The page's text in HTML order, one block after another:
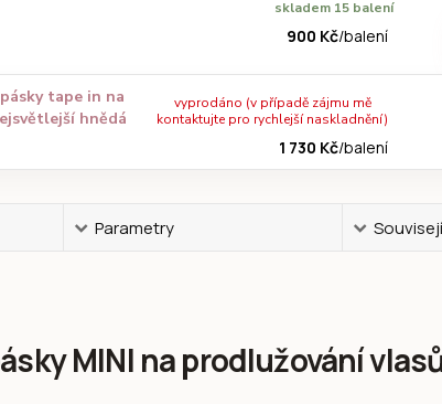
900 Kč/balení
skladem 15 balení
tape in na
hnědá
1 730 Kč/balení
vyprodáno (v případě zájmu mě
kontaktujte pro rychlejší naskladnění)
Parametry
MINI na prodlužování